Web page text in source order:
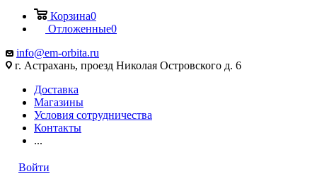
Корзина0
Отложенные0
info@em-orbita.ru
г. Астрахань, проезд Николая Островского д. 6
Доставка
Магазины
Условия сотрудничества
Контакты
...
Войти